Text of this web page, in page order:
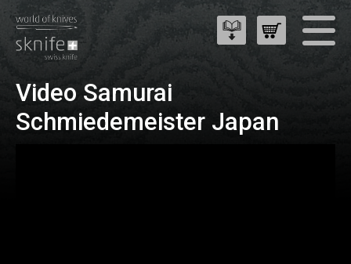
Video Samurai
Schmiedemeister Japan